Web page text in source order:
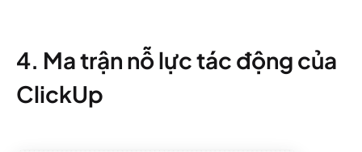
4. Ma trận nỗ lực tác động của
ClickUp